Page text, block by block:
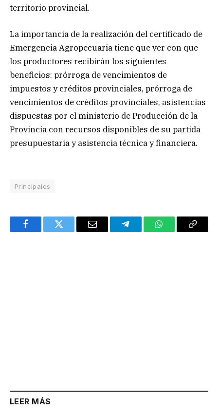
territorio provincial.
La importancia de la realización del certificado de
Emergencia Agropecuaria tiene que ver con que
los productores recibirán los siguientes
beneficios: prórroga de vencimientos de
impuestos y créditos provinciales, prórroga de
vencimientos de créditos provinciales, asistencias
dispuestas por el ministerio de Producción de la
Provincia con recursos disponibles de su partida
presupuestaria y asistencia técnica y financiera.
Principales
FacebookTwitter Email TelegramWhatsAppCopy
LEER MÁS